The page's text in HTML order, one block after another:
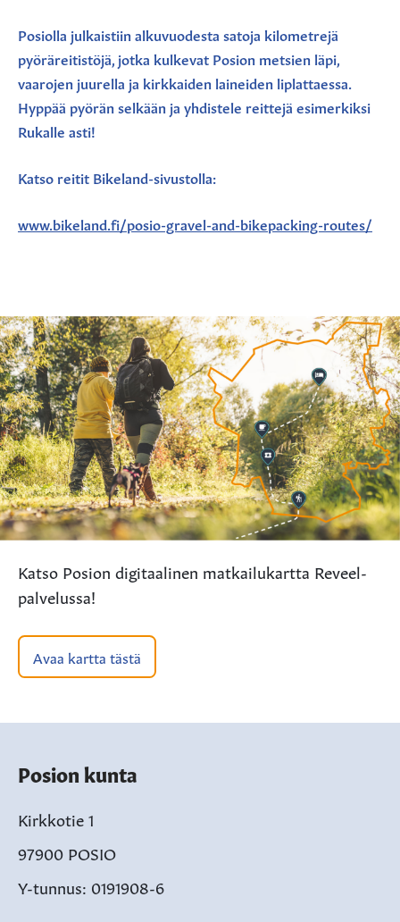
Posiolla julkaistiin alkuvuodesta satoja kilometrejä
pyöräreitistöjä, jotka kulkevat Posion metsien läpi,
vaarojen juurella ja kirkkaiden laineiden liplattaessa.
Hyppää pyörän selkään ja yhdistele reittejä esimerkiksi
Rukalle asti!
Katso reitit Bikeland-sivustolla:
www.bikeland.fi/posio-gravel-and-bikepacking-routes/
Katso Posion digitaalinen matkailukartta Reveel-
palvelussa!
Avaa kartta tästä
Posion kunta
Kirkkotie 1
97900 POSIO
Y-tunnus: 0191908-6